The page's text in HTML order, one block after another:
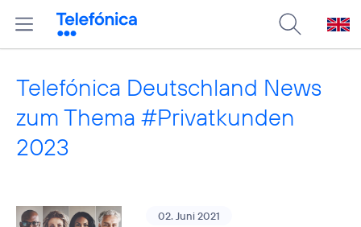
Telefónica Deutschland News
zum Thema #Privatkunden
2023
02. Juni 2021